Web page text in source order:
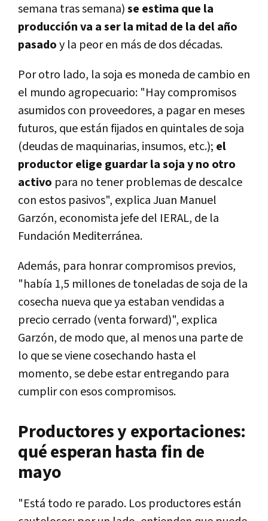
semana tras semana)se estima que la
producción va a ser la mitad de la del año
pasadoy la peor en más de dos décadas.
Por otro lado, la soja es moneda de cambio en
el mundo agropecuario: "Hay compromisos
asumidos con proveedores, a pagar en meses
futuros, que están fijados en quintales de soja
(deudas de maquinarias, insumos, etc.); el
productor elige guardar la soja y no otro
activo para no tener problemas de descalce
con estos pasivos", explica Juan Manuel
Garzón, economista jefe del IERAL, de la
Fundación Mediterránea.
Además, para honrar compromisos previos,
"había 1,5 millones de toneladas de soja de la
cosecha nueva que ya estaban vendidas a
precio cerrado (venta forward)", explica
Garzón, de modo que, al menos una parte de
lo que se viene cosechando hasta el
momento, se debe estar entregando para
cumplir con esos compromisos.
Productores y exportaciones:
qué esperan hasta fin de
mayo
"Está todo re parado. Los productores están